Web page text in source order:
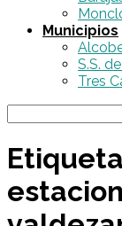
Municipios
S.S.
Tres